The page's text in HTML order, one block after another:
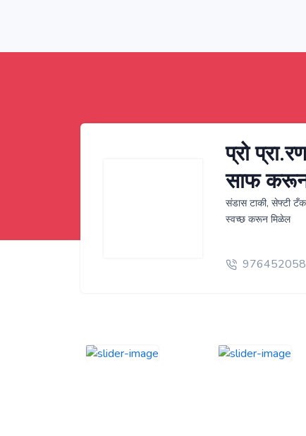
प्रो
साफ
संडास टाकी, सेफ्टी
स्वच्छ करून मिळेल